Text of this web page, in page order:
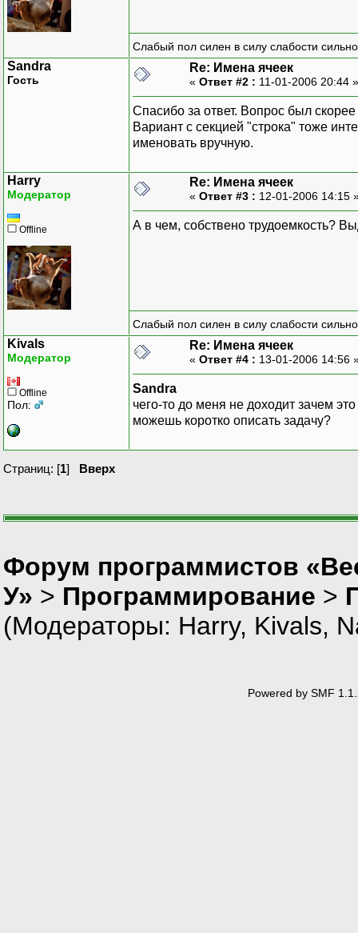
Слабый пол силен в силу слабости
Sandra
Гость
Re: Имена ячеек
« Ответ #2 : 11-01-2006 20:44
Спасибо за ответ. Вопрос был
Вариант с секцией "строка" тоже
именовать вручную.
Harry
Модератор
Offline
Re: Имена ячеек
« Ответ #3 : 12-01-2006 14:15
А в чем, собствено трудоемкость?
Слабый пол силен в силу слабости
Kivals
Модератор
Offline
Пол:
Re: Имена ячеек
« Ответ #4 : 13-01-2006 14:56
Sandra
чего-то до меня не доходит зачем
можешь коротко описать задачу?
Страниц: [1] Вверх
Форум программистов
У» > Программирование >
(Модераторы: Harry, Kivals,
Powered by SMF